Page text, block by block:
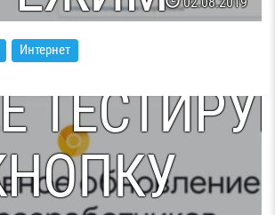
Интернет